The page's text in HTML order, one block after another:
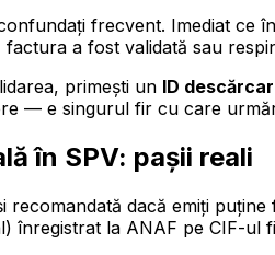
frecvent. Imediat ce
factura a fost validată sau
primești un ID
— e singurul fir cu care
în SPV: pașii reali
recomandată dacă emiți
înregistrat la ANAF pe CIF-ul